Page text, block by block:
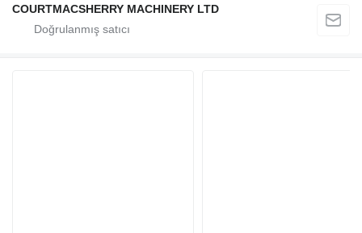
COURTMACSHERRY MACHINERY LTD